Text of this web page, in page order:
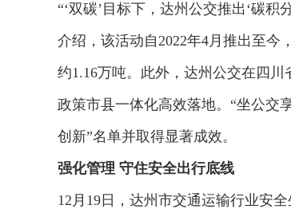
“‘双碳’目标下，达州公交推出‘碳
介绍，该活动自2022年4月推出至今
约1.16万吨。此外，达州公交在四
政策市县一体化高效落地。“坐公交
创新”名单并取得显著成效。
强化管理 守住安全出行底线
12月19日，达州市交通运输行业安